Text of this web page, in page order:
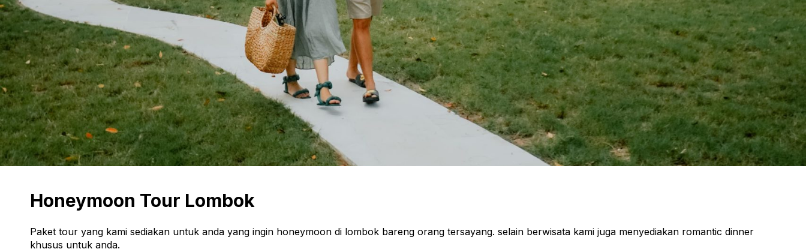
Honeymoon Tour Lombok
Paket tour yang kami sediakan untuk anda yang ingin honeymoon di lombok bareng orang tersayang. selain berwisata kami juga menyediakan romantic dinner
khusus untuk anda.